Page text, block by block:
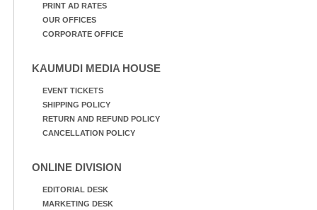
PRINT AD RATES
OUR OFFICES
CORPORATE OFFICE
KAUMUDI MEDIA HOUSE
EVENT TICKETS
SHIPPING POLICY
RETURN AND REFUND POLICY
CANCELLATION POLICY
ONLINE DIVISION
EDITORIAL DESK
MARKETING DESK